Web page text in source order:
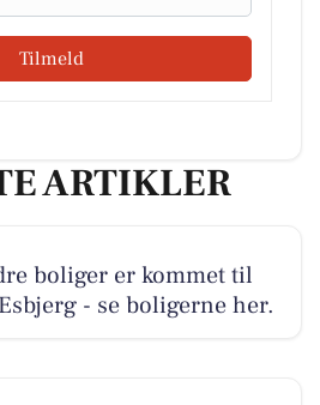
Tilmeld
ARTIKLER
boliger er kommet til
- se boligerne her.